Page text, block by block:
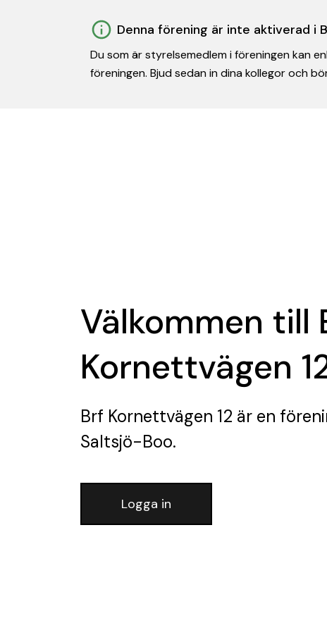
Denna förening är inte aktiverad i
Du som är styrelsemedlem i föreningen kan
föreningen. Bjud sedan in dina kollegor och
Välkommen till
Kornettvägen
Brf Kornettvägen 12 är en
Saltsjö-Boo.
Logga in